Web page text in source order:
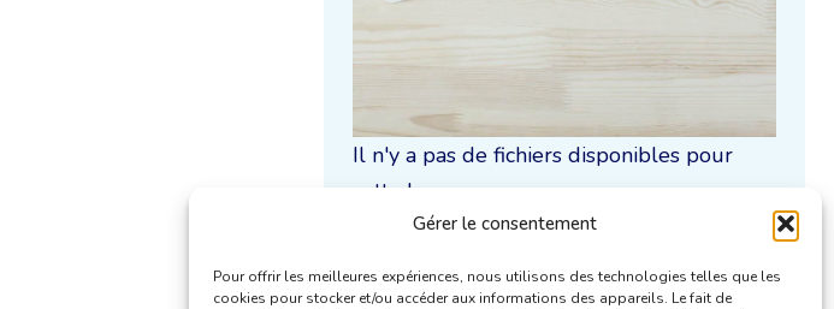
Gérer le consentement
Pour offrir les meilleures expériences, nous utilisons des technologies telles que les
cookies pour stocker et/ou accéder aux informations des appareils. Le fait de
Il n'y a pas de fichiers disponibles pour
cette langue.
Uniquement / aussi disponible en :